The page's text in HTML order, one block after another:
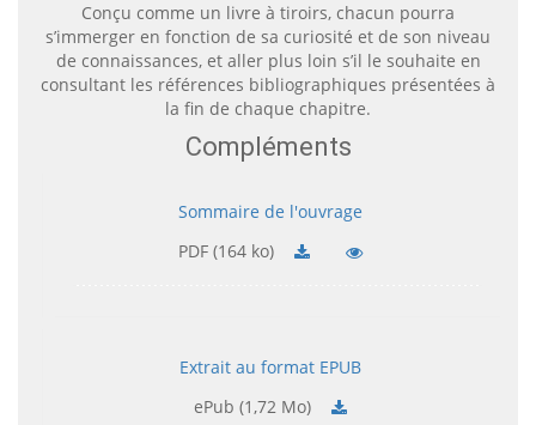
Conçu comme un livre à tiroirs, chacun pourra
s’immerger en fonction de sa curiosité et de son niveau
de connaissances, et aller plus loin s’il le souhaite en
consultant les références bibliographiques présentées à
la fin de chaque chapitre.
Compléments
Sommaire de l'ouvrage
PDF (164 ko)
Extrait au format EPUB
ePub (1,72 Mo)